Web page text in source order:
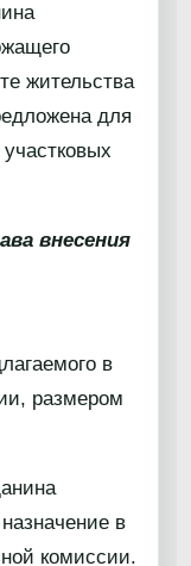
жительства
для
внесения
в
размером
в
комиссии.